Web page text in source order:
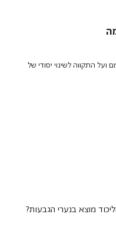
התקווה לשינוי יסודי של
מוצא בנערי הגבעות?